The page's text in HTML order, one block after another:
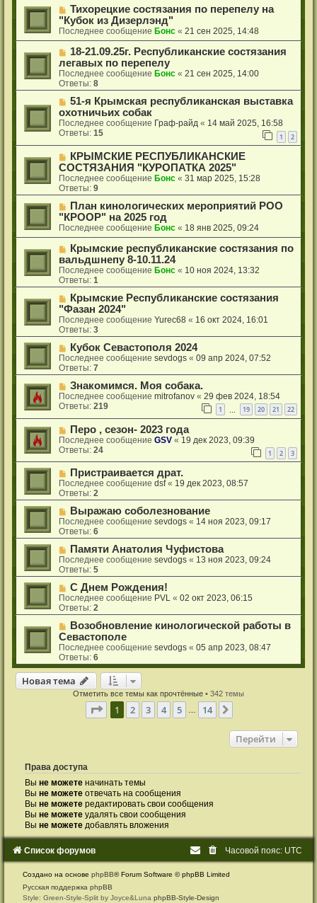
Тихорецкие состязания по перепелу на
"Кубок из Дизерлэнд"
Последнее сообщение Бонс «21 сен 2025, 14:48
18-21.09.25г. Республиканские состязания
легавых по перепелу
Последнее сообщение Бонс «21 сен 2025, 14:00
Ответы:8
51-я Крымская республиканская выставка
охотничьих собак
Последнее сообщение Граф-райд « 14 май 2025, 16:58
Ответы:15 1 2
КРЫМСКИЕ РЕСПУБЛИКАНСКИЕ
СОСТЯЗАНИЯ "КУРОПАТКА 2025"
Последнее сообщениеБонс «31 мар 2025, 15:28
Ответы:9
План кинологических мероприятий РОО
"КРООР" на 2025 год
Последнее сообщениеБонс « 18 янв 2025, 09:24
Крымские республиканские состязания по
вальдшнепу 8-10.11.24
Последнее сообщениеБонс « 10 ноя 2024, 13:32
Ответы:1
Крымские Республиканские состязания
"Фазан 2024"
Последнее сообщениеYurec68 « 16 окт 2024, 16:01
Ответы:3
Кубок Севастополя 2024
Последнее сообщениеsevdogs «09 апр 2024, 07:52
Ответы:7
Знакомимся. Моя собака.
Последнее сообщениеmitrofanov «29 фев 2024, 18:54
Ответы:219 1 19 20 21 22
Перо , сезон- 2023 года
Последнее сообщениеGSV « 19 дек 2023, 09:39
Ответы:24 1 2 3
Пристраивается драт.
Последнее сообщениеdsf« 19 дек 2023, 08:57
Ответы:2
Выражаю соболезнование
Последнее сообщениеsevdogs « 14 ноя 2023, 09:17
Ответы:6
Памяти Анатолия Чуфистова
Последнее сообщениеsevdogs « 13 ноя 2023, 09:24
Ответы:5
С Днем Рождения!
Последнее сообщение PVL «02 окт 2023, 06:15
Ответы:2
Возобновление кинологической работы в
Севастополе
Последнее сообщениеsevdogs «05 апр 2023, 08:47
Ответы:6
Новая тема
Новаятема
Отметить все темы как прочтённые • 342 темы
Страница из 14
1 2 3 4 5 … 14
Перейти
Права доступа
Выне можете начинать темы
Выне можете отвечать на сообщения
Выне можете редактировать свои сообщения
Выне можете удалять свои сообщения
Выне можете добавлять вложения
Список форумов Часовой пояс: UTC
Создано на основеphpBB® Forum Software © phpBB Limited
Русская поддержка phpBB
Style: Green-Style-Split by Joyce&LunaphpBB-Style-Design